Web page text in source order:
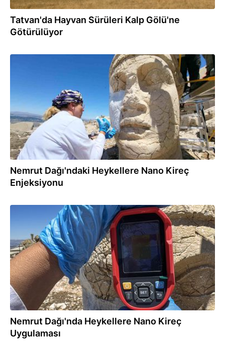
Tatvan'da Hayvan Sürüleri Kalp Gölü'ne
Götürülüyor
Nemrut Dağı'ndaki Heykellere Nano Kireç
Enjeksiyonu
15.07.2025
Nemrut Dağı'nda Heykellere Nano Kireç
Uygulaması